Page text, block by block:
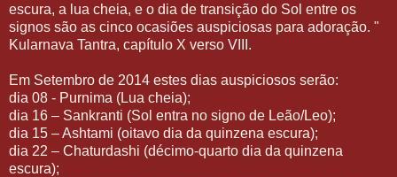
escura, a lua cheia, e o dia de transição do Sol entre os
signos são as cinco ocasiões auspiciosas para adoração. "
Kularnava Tantra, capítulo X verso VIII.
Em Setembro de 2014 estes dias auspiciosos serão:
dia 08 - Purnima (Lua cheia);
dia 16 – Sankranti (Sol entra no signo de Leão/Leo);
dia 15 – Ashtami (oitavo dia da quinzena escura);
dia 22 – Chaturdashi (décimo-quarto dia da quinzena
escura);